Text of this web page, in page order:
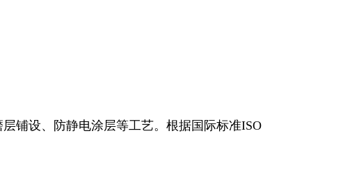
铺设、防静电涂层等工艺。根据国际标准ISO